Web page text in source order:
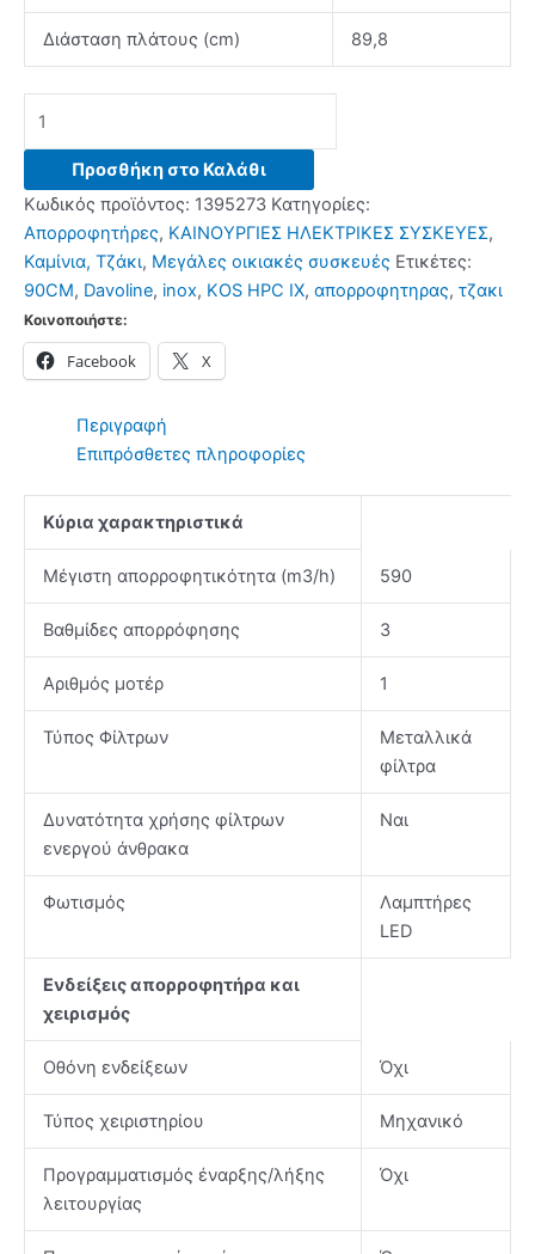
Διάσταση πλάτους (cm) 89,8
KOS
IX
90cm
Απορροφητήρας
Τζάκι
ποσότητα
Προσθήκη στο Καλάθι
Κωδικός προϊόντος: 1395273 Κατηγορίες:
Απορροφητήρες, ΚΑΙΝΟΥΡΓΙΕΣ ΗΛΕΚΤΡΙΚΕΣ ΣΥΣΚΕΥΕΣ,
Καμίνια, Τζάκι, Μεγάλες οικιακές συσκευές Ετικέτες:
90CM, Davoline, inox, KOS HPC IX, απορροφητηρας, τζακι
Κοινοποιήστε:
Facebook X
Περιγραφή
Επιπρόσθετες πληροφορίες
Κύρια χαρακτηριστικά
Μέγιστη απορροφητικότητα (m3/h) 590
Βαθμίδες απορρόφησης 3
Αριθμός μοτέρ 1
Τύπος Φίλτρων
Μεταλλικά
φίλτρα
Δυνατότητα χρήσης φίλτρων
ενεργού άνθρακα
Ναι
Φωτισμός
Λαμπτήρες
LED
Ενδείξεις απορροφητήρα και
χειρισμός
Οθόνη ενδείξεων Όχι
Τύπος χειριστηρίου Μηχανικό
Προγραμματισμός έναρξης/λήξης
λειτουργίας
Όχι